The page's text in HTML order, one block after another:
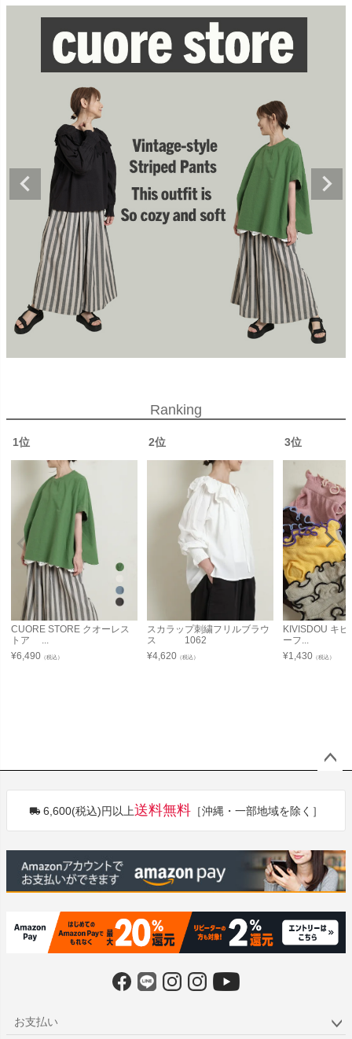
Ranking
1位
CUORE STORE クオーレス
トア ...
¥6,490 （税込）
2位
スカラップ刺繍フリルブラウ
ス 1062
¥4,620 （税込）
3位
KIVISDOU キ
ーフ...
¥1,430 （税込）
へ
6,600(税込)円以上送料無料 ［沖縄・一部地域を除く］
お支払い